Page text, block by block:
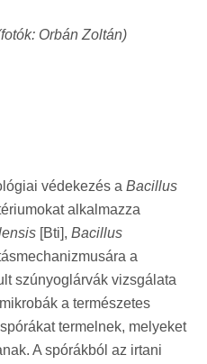
Orbán Zoltán)
védekezés a Bacillus
alkalmazza
[Bti], Bacillus
a
szúnyoglárvák vizsgálata
a természetes
termelnek, melyeket
A spórákból az irtani